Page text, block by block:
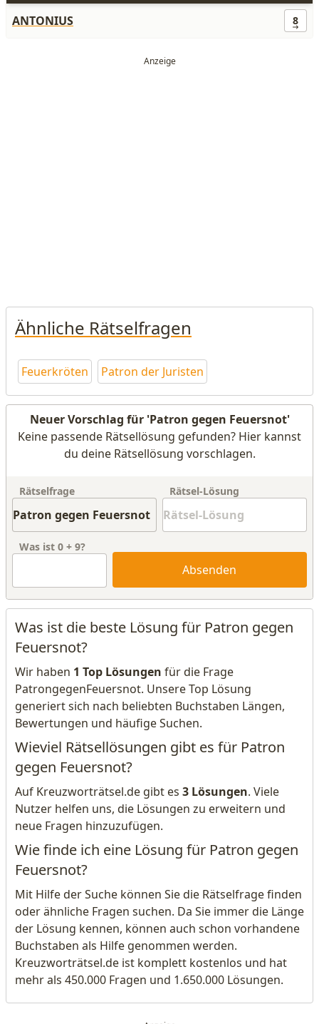
ANTONIUS 8
Ähnliche Rätselfragen
Feuerkröten Patron der Juristen
Neuer Vorschlag für 'Patron gegen Feuersnot'
Keine passende Rätsellösung gefunden? Hier kannst
du deine Rätsellösung vorschlagen.
Rätselfrage Rätsel-Lösung
Was ist 0 + 9?
Absenden
Was ist die beste Lösung für Patron gegen
Feuersnot?
Wir haben 1 Top Lösungen für die Frage
PatrongegenFeuersnot. Unsere Top Lösung
generiert sich nach beliebten Buchstaben Längen,
Bewertungen und häufige Suchen.
Wieviel Rätsellösungen gibt es für Patron
gegen Feuersnot?
Auf Kreuzworträtsel.de gibt es 3 Lösungen. Viele
Nutzer helfen uns, die Lösungen zu erweitern und
neue Fragen hinzuzufügen.
Wie finde ich eine Lösung für Patron gegen
Feuersnot?
Mit Hilfe der Suche können Sie die Rätselfrage finden
oder ähnliche Fragen suchen. Da Sie immer die Länge
der Lösung kennen, können auch schon vorhandene
Buchstaben als Hilfe genommen werden.
Kreuzworträtsel.de ist komplett kostenlos und hat
mehr als 450.000 Fragen und 1.650.000 Lösungen.